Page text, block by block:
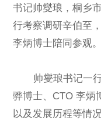
书记帅燮琅，桐乡
行考察调研辛伯至
李炳博士陪同参观。
帅燮琅书记一
骅博士、CTO 李炳
以及发展历程等情